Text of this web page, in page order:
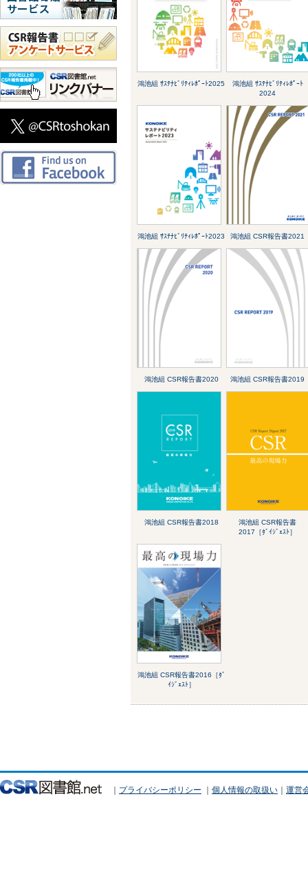
鴻池組 ｻｽﾃﾅﾋﾞﾘﾃｨﾚﾎﾟｰﾄ2025
鴻池組 ｻｽﾃﾅﾋﾞﾘﾃｨﾚﾎﾟｰﾄ
2024
鴻池組 ｻｽﾃﾅﾋﾞﾘﾃｨﾚﾎﾟｰﾄ2023 鴻池組 CSR報告書2021
鴻池組 CSR報告書2020 鴻池組 CSR報告書2019
鴻池組 CSR報告書2018
鴻池組 CSR報告書
2017［ﾀﾞｲｼﾞｪｽﾄ］
鴻池組 CSR報告書2016［ﾀﾞ
ｲｼﾞｪｽﾄ］
｜ プライバシーポリシー ｜ 個人情報の取扱い ｜ 運営